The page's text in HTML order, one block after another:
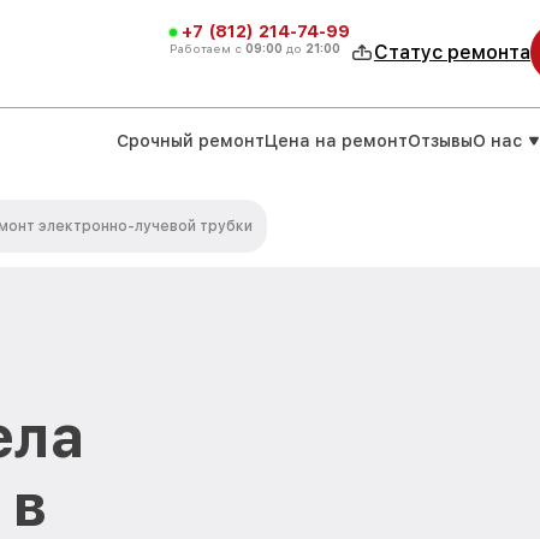
+7 (812) 214-74-99
Работаем с 09:00 до 21:00 Статус ремонта
Срочный ремонтЦена на ремонтОтзывыО нас
электронно-лучевой трубки